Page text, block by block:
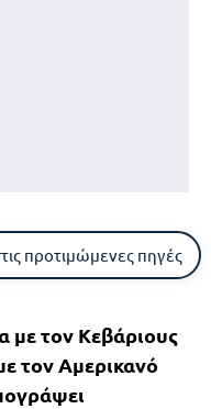
προτιμώμενες πηγές
τον Κεβάριους
τον Αμερικανό